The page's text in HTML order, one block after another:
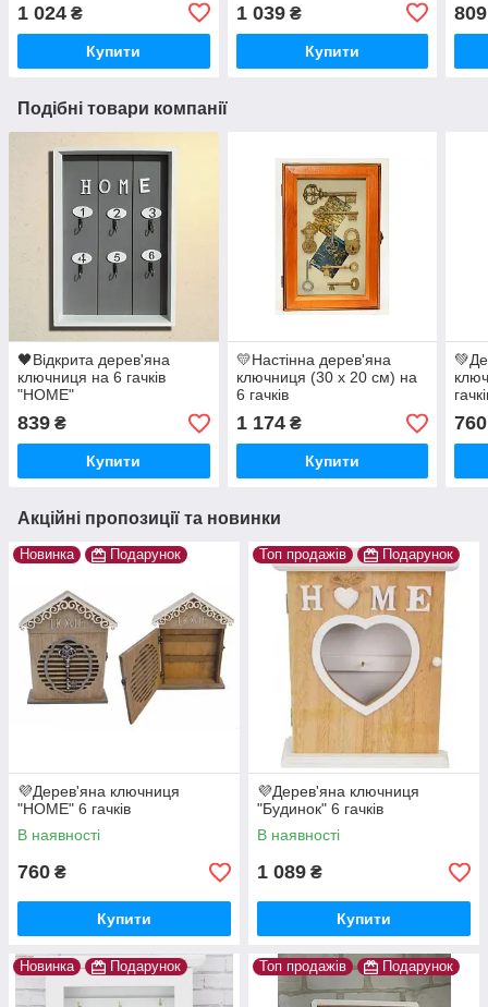
1 024 ₴
Купити
1 039₴
Купити
809
Подібні товари компанії
🖤Відкрита дерев'яна
ключниця на 6 гачків
"HOME"
839 ₴
Купити
💛Настінна дерев'яна
ключниця (30 x 20 см) на
6 гачків
1 174₴
Купити
760
Акційні пропозиції та новинки
Новинка Подарунок
💜Дерев'яна ключниця
"HOME" 6 гачків
В наявності
760 ₴
Купити
Топ продажів Подарунок
💜Дерев'яна ключниця
"Будинок" 6 гачків
В наявності
1 089 ₴
Купити
Новинка Подарунок Топ продажів Подарунок